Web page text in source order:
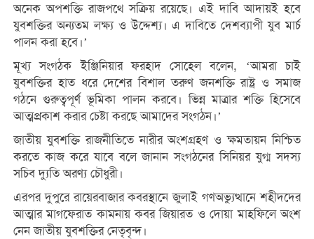
অনেক অপশক্তি রাজপথে সক্রিয় রয়েছে। এই দাবি আদায়ই হবে
যুবশক্তির অন্যতম লক্ষ্য ও উদ্দেশ্য। এ দাবিতে দেশব্যাপী যুব মার্চ
পালন করা হবে।’
মূখ্য সংগঠক ইঞ্জিনিয়ার ফরহাদ সোহেল বলেন, ‘আমরা চাই
যুবশক্তির হাত ধরে দেশের বিশাল তরুণ জনশক্তি রাষ্ট্র ও সমাজ
গঠনে গুরুত্বপূর্ণ ভূমিকা পালন করবে। ভিন্ন মাত্রার শক্তি হিসেবে
আত্মপ্রকাশ করার চেষ্টা করছে আমাদের সংগঠন।’
জাতীয় যুবশক্তি রাজনীতিতে নারীর অংশগ্রহণ ও ক্ষমতায়ন নিশ্চিত
করতে কাজ করে যাবে বলে জানান সংগঠনের সিনিয়র যুগ্ম সদস্য
সচিব দ্যুতি অরণ্য চৌধুরী।
এরপর দুপুরে রায়েরবাজার কবরস্থানে জুলাই গণঅভ্যুত্থানে শহীদদের
আত্মার মাগফেরাত কামনায় কবর জিয়ারত ও দোয়া মাহফিলে অংশ
নেন জাতীয় যুবশক্তির নেতৃবৃন্দ।